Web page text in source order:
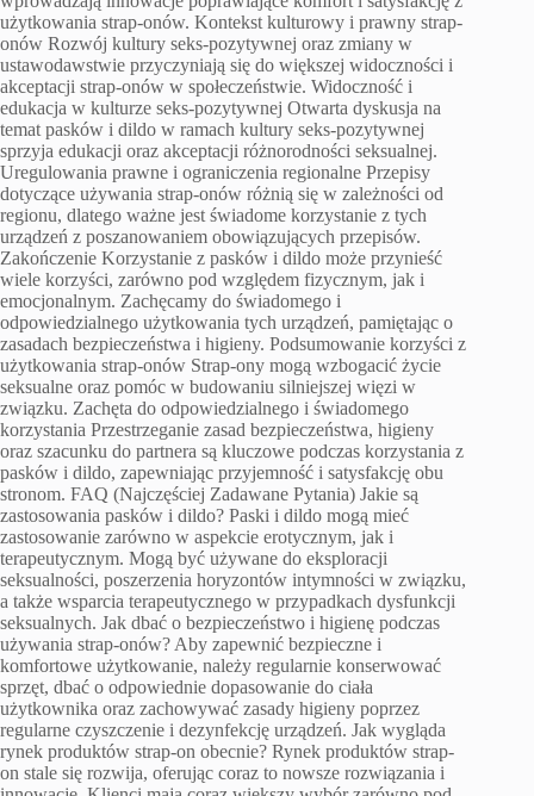
użytkowania strap-onów. Kontekst kulturowy i prawny strap-
onów Rozwój kultury seks-pozytywnej oraz zmiany w
ustawodawstwie przyczyniają się do większej widoczności i
akceptacji strap-onów w społeczeństwie. Widoczność i
edukacja w kulturze seks-pozytywnej Otwarta dyskusja na
temat pasków i dildo w ramach kultury seks-pozytywnej
sprzyja edukacji oraz akceptacji różnorodności seksualnej.
Uregulowania prawne i ograniczenia regionalne Przepisy
dotyczące używania strap-onów różnią się w zależności od
regionu, dlatego ważne jest świadome korzystanie z tych
urządzeń z poszanowaniem obowiązujących przepisów.
Zakończenie Korzystanie z pasków i dildo może przynieść
wiele korzyści, zarówno pod względem fizycznym, jak i
emocjonalnym. Zachęcamy do świadomego i
odpowiedzialnego użytkowania tych urządzeń, pamiętając o
zasadach bezpieczeństwa i higieny. Podsumowanie korzyści z
użytkowania strap-onów Strap-ony mogą wzbogacić życie
seksualne oraz pomóc w budowaniu silniejszej więzi w
związku. Zachęta do odpowiedzialnego i świadomego
korzystania Przestrzeganie zasad bezpieczeństwa, higieny
oraz szacunku do partnera są kluczowe podczas korzystania z
pasków i dildo, zapewniając przyjemność i satysfakcję obu
stronom. FAQ (Najczęściej Zadawane Pytania) Jakie są
zastosowania pasków i dildo? Paski i dildo mogą mieć
zastosowanie zarówno w aspekcie erotycznym, jak i
terapeutycznym. Mogą być używane do eksploracji
seksualności, poszerzenia horyzontów intymności w związku,
a także wsparcia terapeutycznego w przypadkach dysfunkcji
seksualnych. Jak dbać o bezpieczeństwo i higienę podczas
używania strap-onów? Aby zapewnić bezpieczne i
komfortowe użytkowanie, należy regularnie konserwować
sprzęt, dbać o odpowiednie dopasowanie do ciała
użytkownika oraz zachowywać zasady higieny poprzez
regularne czyszczenie i dezynfekcję urządzeń. Jak wygląda
rynek produktów strap-on obecnie? Rynek produktów strap-
on stale się rozwija, oferując coraz to nowsze rozwiązania i